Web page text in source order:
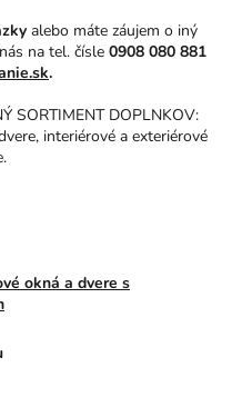
alebo máte záujem o iný
na tel. čísle 0908 080 881
.
SORTIMENT DOPLNKOV:
interiérové a exteriérové
okná a dvere s